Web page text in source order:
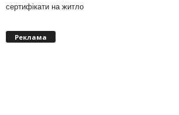
сертифікати на житло
Реклама